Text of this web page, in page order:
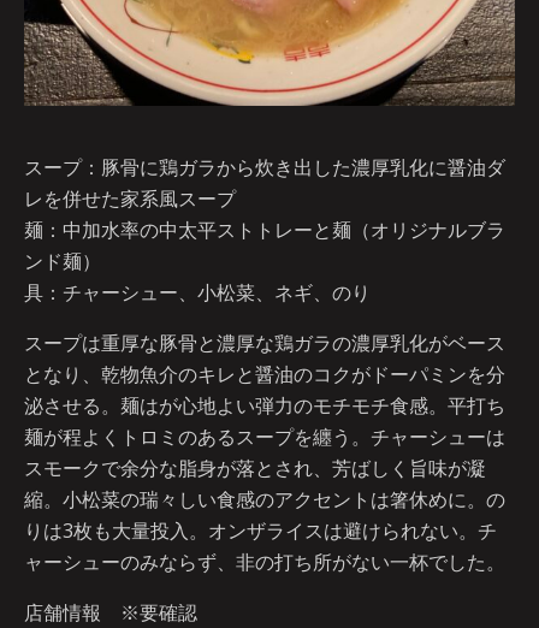
スープ：豚骨に鶏ガラから炊き出した濃厚乳化に醤油ダ
レを併せた家系風スープ
麺：中加水率の中太平ストトレーと麺（オリジナルブラ
ンド麺）
具：チャーシュー、小松菜、ネギ、のり
スープは重厚な豚骨と濃厚な鶏ガラの濃厚乳化がベース
となり、乾物魚介のキレと醤油のコクがドーパミンを分
泌させる。麺はが心地よい弾力のモチモチ食感。平打ち
麺が程よくトロミのあるスープを纏う。チャーシューは
スモークで余分な脂身が落とされ、芳ばしく旨味が凝
縮。小松菜の瑞々しい食感のアクセントは箸休めに。の
りは3枚も大量投入。オンザライスは避けられない。チ
ャーシューのみならず、非の打ち所がない一杯でした。
店舗情報 ※要確認